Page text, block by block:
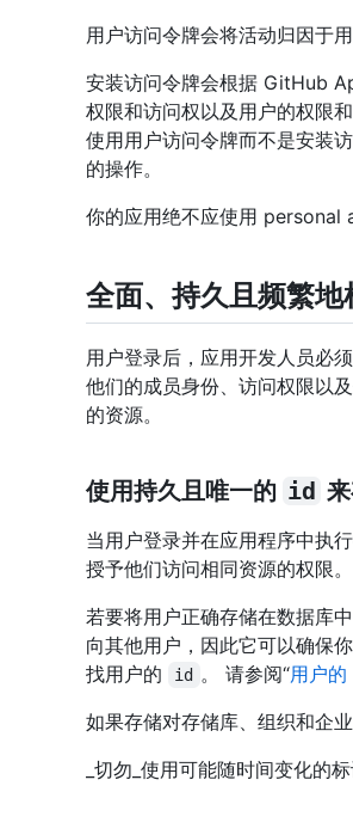
用户访问令牌会将活动归因于
安装访问令牌会根据 GitHub
权限和访问权以及用户的权限
使用用户访问令牌而不是安装
的操作。
你的应用绝不应使用 personal
全面、持久且频繁
用户登录后，应用开发人员必
他们的成员身份、访问权限以
的资源。
使用持久且唯一的 id
当用户登录并在应用程序中执
授予他们访问相同资源的权限。
若要将用户正确存储在数据库
向其他用户，因此它可以确保
找用户的
id 。 请参阅“用户的
如果存储对存储库、组织和企
_切勿_使用可能随时间变化的